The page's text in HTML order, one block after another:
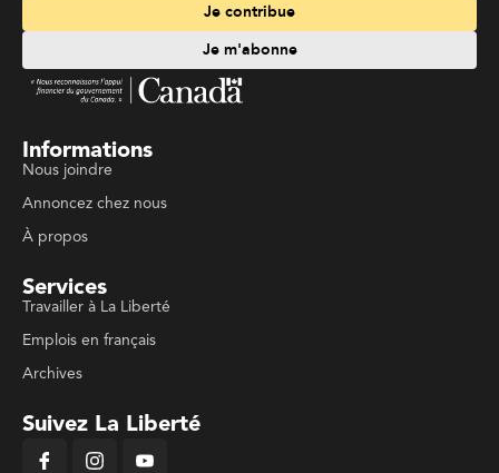
Je contribue
Je m'abonne
Informations
Nous joindre
Annoncez chez nous
À propos
Services
Travailler à La Liberté
Emplois en français
Archives
Suivez La Liberté